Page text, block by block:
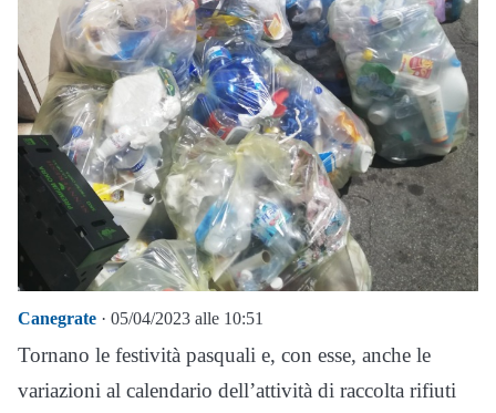
Canegrate · 05/04/2023 alle 10:51
Tornano le festività pasquali e, con esse, anche le
variazioni al calendario dell’attività di raccolta rifiuti